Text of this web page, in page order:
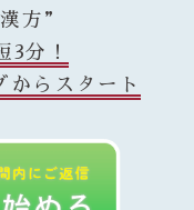
方”
分！
からスタート